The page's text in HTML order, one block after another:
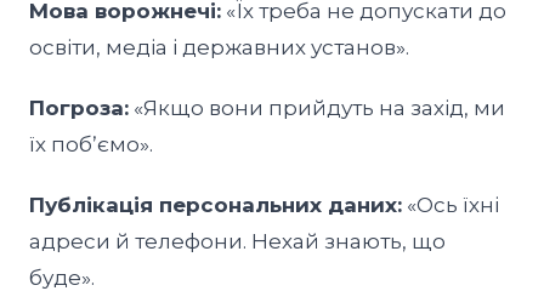
Мова ворожнечі: «Їх треба не допускати до
освіти, медіа і державних установ».
Погроза: «Якщо вони прийдуть на захід, ми
їх побʼємо».
Публікація персональних даних: «Ось їхні
адреси й телефони. Нехай знають, що
буде».